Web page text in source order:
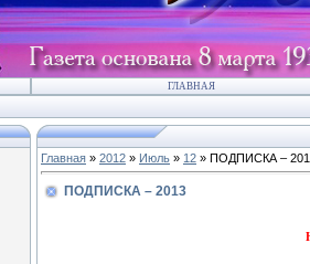
ГЛАВНАЯ
Главная » 2012 » Июль » 12 » ПОДПИСКА –
ПОДПИСКА – 2013